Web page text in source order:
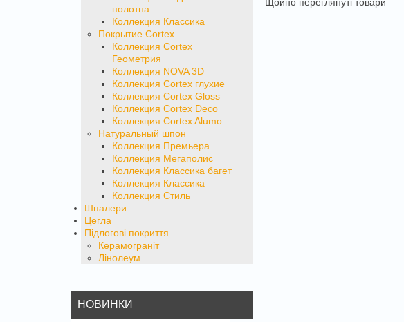
полотна
Коллекция Классика
Покрытие Cortex
Коллекция Cortex
Геометрия
Коллекция NOVA 3D
Коллекция Cortex глухие
Коллекция Cortex Gloss
Коллекция Cortex Deco
Коллекция Cortex Alumo
Натуральный шпон
Коллекция Премьера
Коллекция Мегаполис
Коллекция Классика багет
Коллекция Классика
Коллекция Стиль
Шпалери
Цегла
Підлогові покриття
Керамограніт
Лінолеум
НОВИНКИ